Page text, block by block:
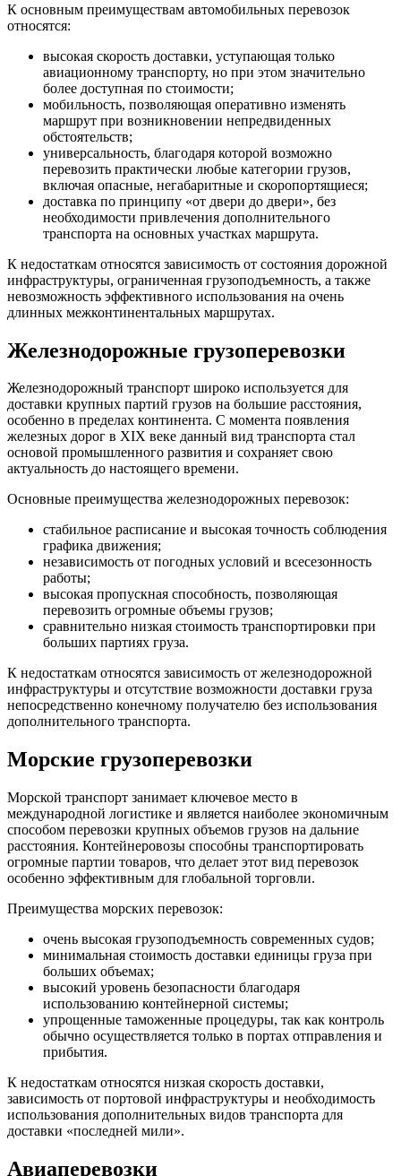
К основным преимуществам автомобильных перевозок
относятся:
высокая скорость доставки, уступающая только
авиационному транспорту, но при этом значительно
более доступная по стоимости;
мобильность, позволяющая оперативно изменять
маршрут при возникновении непредвиденных
обстоятельств;
универсальность, благодаря которой возможно
перевозить практически любые категории грузов,
включая опасные, негабаритные и скоропортящиеся;
доставка по принципу «от двери до двери», без
необходимости привлечения дополнительного
транспорта на основных участках маршрута.
К недостаткам относятся зависимость от состояния дорожной
инфраструктуры, ограниченная грузоподъемность, а также
невозможность эффективного использования на очень
длинных межконтинентальных маршрутах.
Железнодорожные грузоперевозки
Железнодорожный транспорт широко используется для
доставки крупных партий грузов на большие расстояния,
особенно в пределах континента. С момента появления
железных дорог в XIX веке данный вид транспорта стал
основой промышленного развития и сохраняет свою
актуальность до настоящего времени.
Основные преимущества железнодорожных перевозок:
стабильное расписание и высокая точность соблюдения
графика движения;
независимость от погодных условий и всесезонность
работы;
высокая пропускная способность, позволяющая
перевозить огромные объемы грузов;
сравнительно низкая стоимость транспортировки при
больших партиях груза.
К недостаткам относятся зависимость от железнодорожной
инфраструктуры и отсутствие возможности доставки груза
непосредственно конечному получателю без использования
дополнительного транспорта.
Морские грузоперевозки
Морской транспорт занимает ключевое место в
международной логистике и является наиболее экономичным
способом перевозки крупных объемов грузов на дальние
расстояния. Контейнеровозы способны транспортировать
огромные партии товаров, что делает этот вид перевозок
особенно эффективным для глобальной торговли.
Преимущества морских перевозок:
очень высокая грузоподъемность современных судов;
минимальная стоимость доставки единицы груза при
больших объемах;
высокий уровень безопасности благодаря
использованию контейнерной системы;
упрощенные таможенные процедуры, так как контроль
обычно осуществляется только в портах отправления и
прибытия.
К недостаткам относятся низкая скорость доставки,
зависимость от портовой инфраструктуры и необходимость
использования дополнительных видов транспорта для
доставки «последней мили».
Авиаперевозки